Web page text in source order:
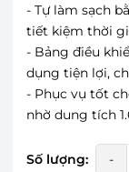
- Tự làm sạch
tiết kiệm thời
- Bảng điều
dụng tiện lợi,
- Phục vụ tốt
nhờ dung tích
Số lượng: -